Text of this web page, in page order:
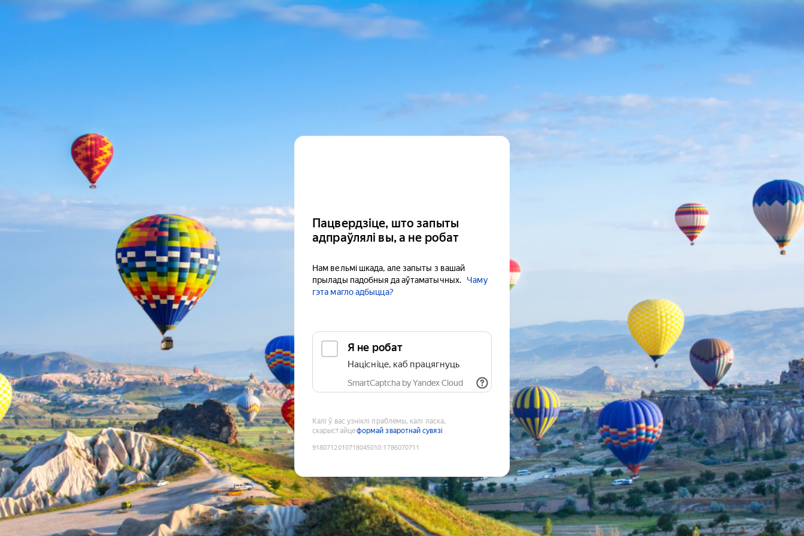
Пацвердзіце, што запыты
адпраўлялі вы, а не робат
Нам вельмі шкада, але запыты з вашай
прылады падобныя да аўтаматычных.
Чаму
гэта магло адбыцца?
Я не робат
Націсніце, каб працягнуць
SmartCaptcha by Yandex Cloud
Калі ў вас узніклі праблемы, калі ласка,
скарыстайцеформай зваротнай сувязі
9180712010718045010:1786070711